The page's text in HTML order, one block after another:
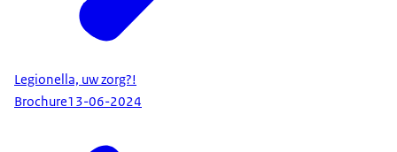
Legionella, uw zorg?!
Brochure13-06-2024